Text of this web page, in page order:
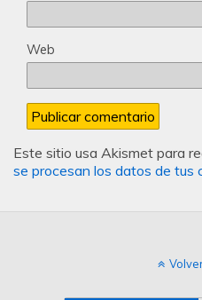
Web
Este sitio usa Akismet para
se procesan los datos de tus